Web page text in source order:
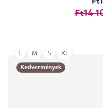
Ft14
Kedvezmények
L M S XL